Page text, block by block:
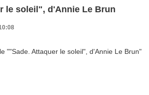
le soleil", d'Annie Le Brun